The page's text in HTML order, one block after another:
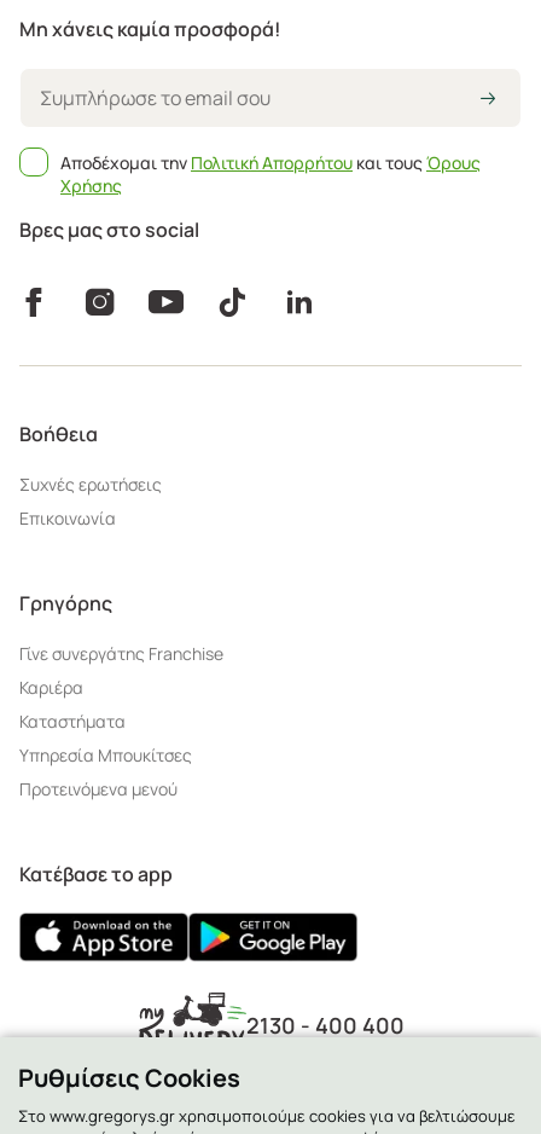
Μη χάνεις καμία προσφορά!
Αποδέχομαι την Πολιτική Απορρήτου και τουςΌρους
Χρήσης
Βρες μας στο social
Βοήθεια
Συχνές ερωτήσεις
Επικοινωνία
Γρηγόρης
Γίνε συνεργάτης Franchise
Καριέρα
Καταστήματα
Υπηρεσία Μπουκίτσες
Προτεινόμενα μενού
Κατέβασε το app
2130 - 400 400
Ρυθμίσεις Cookies
Στο www.gregorys.gr χρησιμοποιούμε cookies για να βελτιώσουμε